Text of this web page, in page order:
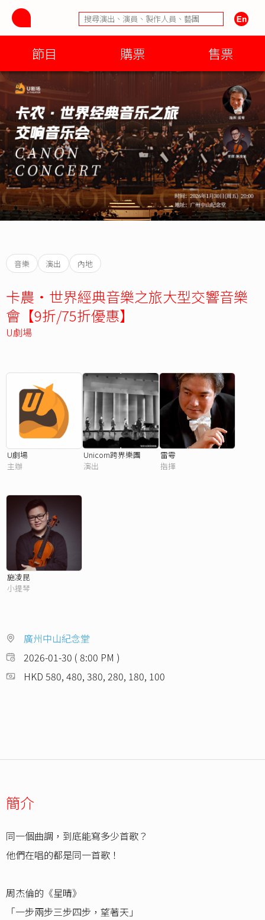
節目 購票 售票
音樂 演出 內地
卡農·世界經典音樂之旅大型交響音樂
會【9折/75折優惠】
U劇場
U劇場
主辦
Unicorn跨界樂團
演出
雷雩
指揮
施凌昆
小提琴
廣州中山紀念堂
2026-01-30 ( 8:00 PM )
HKD 580, 480, 380, 280, 180, 100
簡介
同一個曲調，到底能寫多少首歌？
他們在唱的都是同一首歌！
周杰倫的《星晴》
「一步兩步三步四步，望著天」